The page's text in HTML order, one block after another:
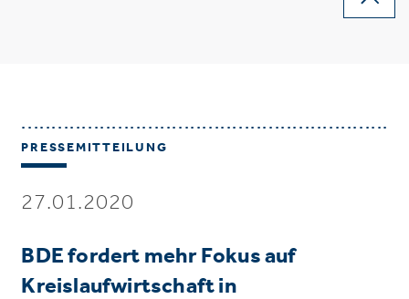
PRESSEMITTEILUNG
27.01.2020
BDE fordert mehr Fokus auf
Kreislaufwirtschaft in